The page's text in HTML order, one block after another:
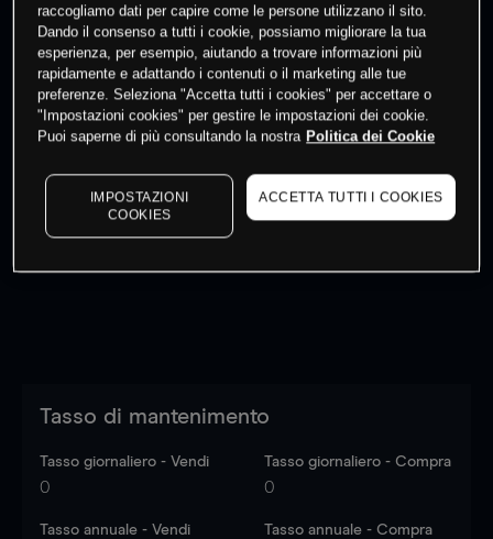
Fai trading
I prezzi sono solo indicativi. Accediper vedere gli ultimi
dati di mercato
to see latest market data
Tasso di mantenimento
Tasso giornaliero - Vendi
0
Tasso giornaliero - Compra
0
Tasso annuale - Vendi Tasso annuale - Compra
raccogliamo dati per capire come le persone utilizzano il sito.
Dando il consenso a tutti i cookie, possiamo migliorare la tua
esperienza, per esempio, aiutando a trovare informazioni più
rapidamente e adattando i contenuti o il marketing alle tue
preferenze. Seleziona "Accetta tutti i cookies" per accettare o
"Impostazioni cookies" per gestire le impostazioni dei cookie.
Puoi saperne di più consultando la nostra Politica dei Cookie
IMPOSTAZIONI
COOKIES
ACCETTA TUTTI I COOKIES